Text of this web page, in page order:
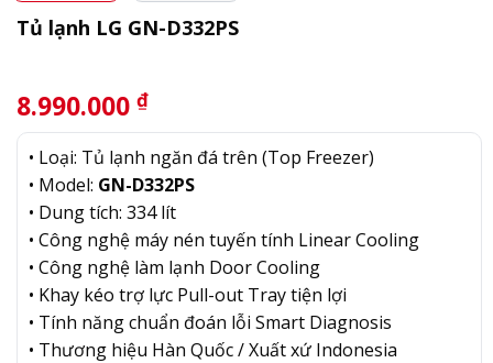
Tủ lạnh LG GN-D332PS
8.990.000 ₫
• Loại: Tủ lạnh ngăn đá trên (Top Freezer)
• Model: GN-D332PS
• Dung tích: 334 lít
• Công nghệ máy nén tuyến tính Linear Cooling
• Công nghệ làm lạnh Door Cooling
• Khay kéo trợ lực Pull-out Tray tiện lợi
• Tính năng chuẩn đoán lỗi Smart Diagnosis
• Thương hiệu Hàn Quốc / Xuất xứ Indonesia